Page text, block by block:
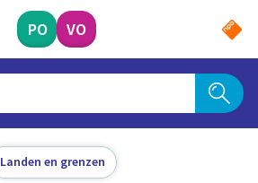
PO VO
Landen en grenzen